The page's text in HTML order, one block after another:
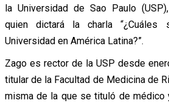
la Universidad de Sao Paulo
quien dictará la charla
Universidad en América Latina?”.
Zago es rector de la USP desde
titular de la Facultad de Medicina de
misma de la que se tituló de